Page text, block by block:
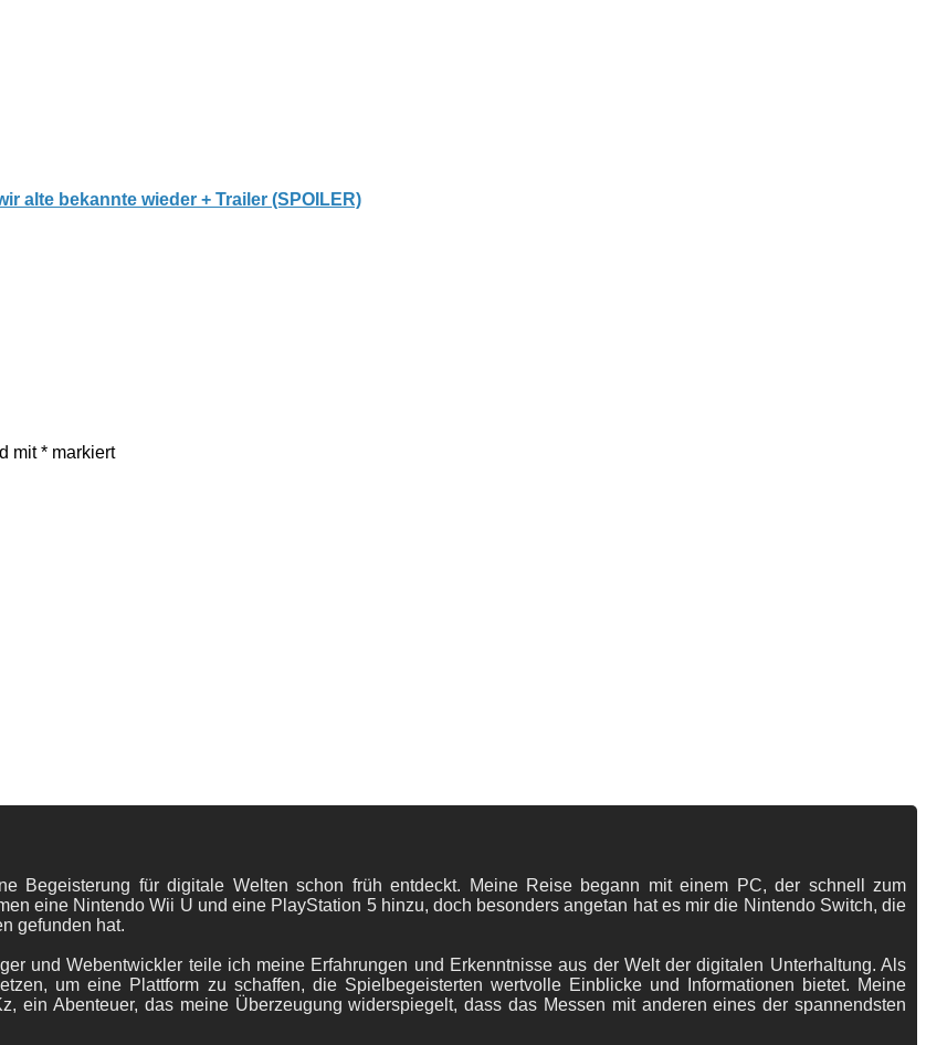
alte bekannte wieder + Trailer (SPOILER)
mit* markiert
Begeisterung für digitale Welten schon früh entdeckt. Meine Reise begann mit einem PC, der schnell zum
eine Nintendo Wii U und eine PlayStation 5 hinzu, doch besonders angetan hat es mir die Nintendo Switch, die
gefunden hat.
und Webentwickler teile ich meine Erfahrungen und Erkenntnisse aus der Welt der digitalen Unterhaltung. Als
um eine Plattform zu schaffen, die Spielbegeisterten wertvolle Einblicke und Informationen bietet. Meine
ein Abenteuer, das meine Überzeugung widerspiegelt, dass das Messen mit anderen eines der spannendsten